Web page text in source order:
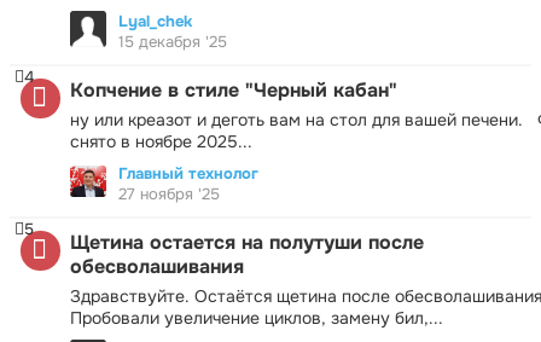
Lyal_chek
15 декабря '25
Копчение в стиле "Черный кабан"
ну или креазот и деготь вам на стол для вашей печени.
снято в ноябре 2025...
4
Главный технолог
27 ноября '25
Щетина остается на полутуши после
обесволашивания
Здравствуйте. Остаётся щетина после
Пробовали увеличение циклов, замену бил,...
5